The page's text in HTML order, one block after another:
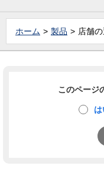
ホーム 製品 店舗
このページ